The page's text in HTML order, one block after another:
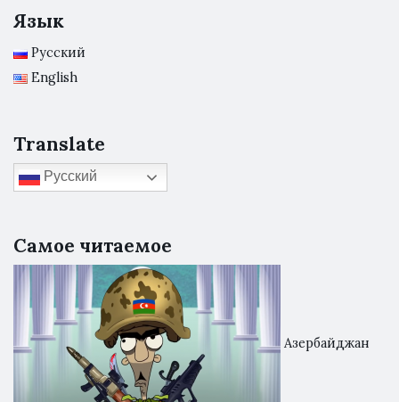
Язык
Русский
English
Translate
Русский
Самое читаемое
Азербайджан